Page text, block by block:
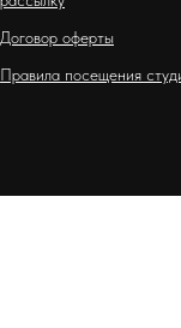
Договор оферты
Правила посещения